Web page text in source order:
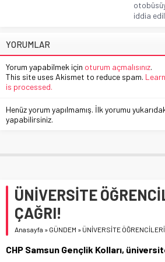
iddia
YORUMLAR
Yorum yapabilmek için oturum açmalısınız.
This site uses Akismet to reduce spam.
is processed.
Henüz yorum yapılmamış. İlk yorumu
yapabilirsiniz.
ÜNİVERSİTE
ÇAĞRI!
Anasayfa » GÜNDEM » ÜNİVERSİTE
CHP Samsun Gençlik Kolları,